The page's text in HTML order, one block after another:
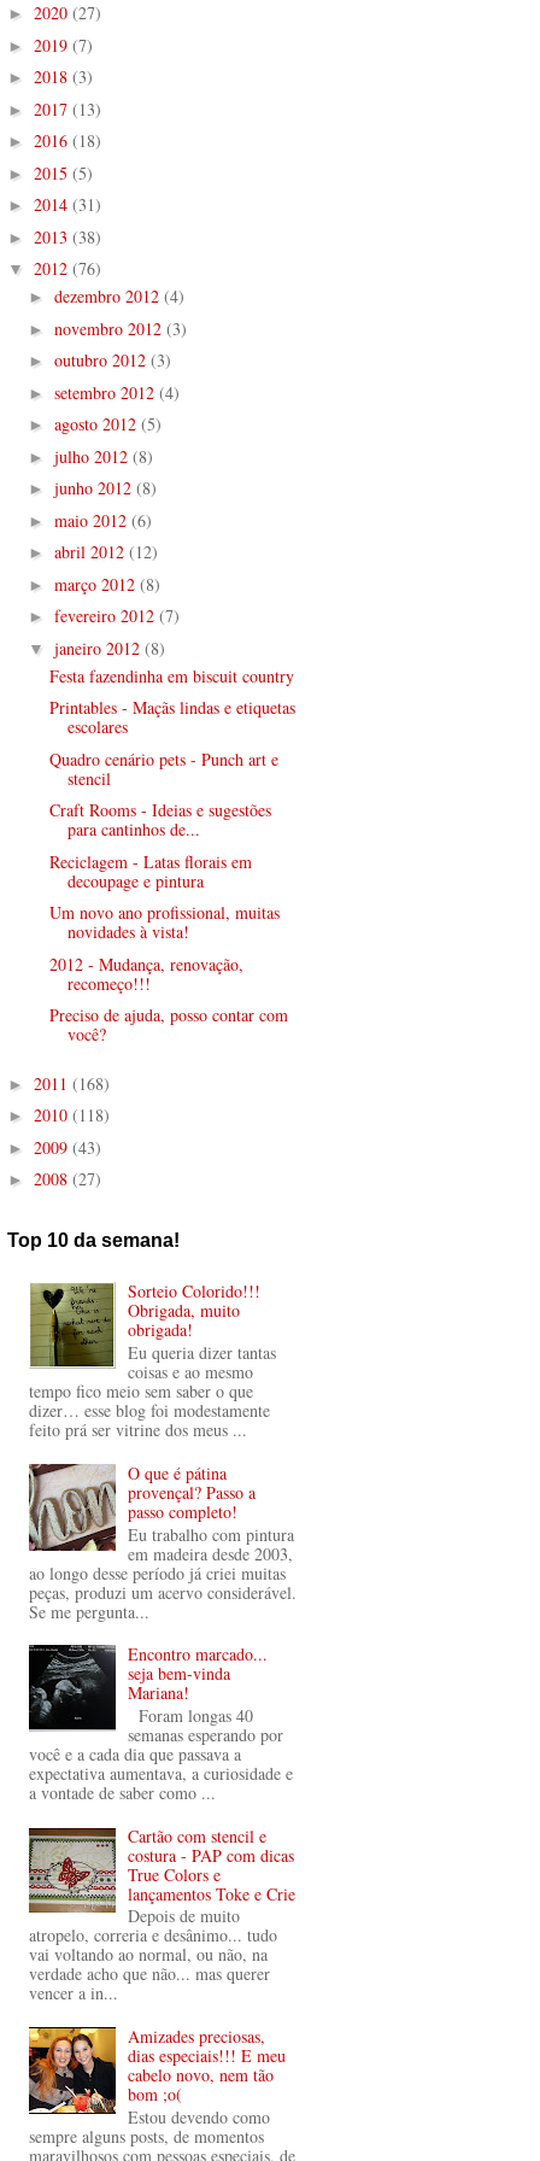
► 2020 (27)
► 2019 (7)
► 2018 (3)
► 2017 (13)
► 2016 (18)
► 2015 (5)
► 2014 (31)
► 2013 (38)
▼ 2012 (76)
► dezembro 2012 (4)
► novembro 2012 (3)
► outubro 2012 (3)
► setembro 2012 (4)
► agosto 2012 (5)
► julho 2012 (8)
► junho 2012 (8)
► maio 2012 (6)
► abril 2012 (12)
► março 2012 (8)
► fevereiro 2012 (7)
▼ janeiro 2012 (8)
Festa fazendinha em biscuit country
Printables - Maçãs lindas e etiquetas
escolares
Quadro cenário pets - Punch art e
stencil
Craft Rooms - Ideias e sugestões
para cantinhos de...
Reciclagem - Latas florais em
decoupage e pintura
Um novo ano profissional, muitas
novidades à vista!
2012 - Mudança, renovação,
recomeço!!!
Preciso de ajuda, posso contar com
você?
► 2011 (168)
► 2010 (118)
► 2009 (43)
► 2008 (27)
Top 10 da semana!
Sorteio Colorido!!!
Obrigada, muito
obrigada!
Eu queria dizer tantas
coisas e ao mesmo
tempo fico meio sem saber o que
dizer… esse blog foi modestamente
feito prá ser vitrine dos meus ...
O que é pátina
provençal? Passo a
passo completo!
Eu trabalho com pintura
em madeira desde 2003,
ao longo desse período já criei muitas
peças, produzi um acervo considerável.
Se me pergunta...
Encontro marcado...
seja bem-vinda
Mariana!
Foram longas 40
semanas esperando por
você e a cada dia que passava a
expectativa aumentava, a curiosidade e
a vontade de saber como ...
Cartão com stencil e
costura - PAP com dicas
True Colors e
lançamentos Toke e Crie
Depois de muito
atropelo, correria e desânimo... tudo
vai voltando ao normal, ou não, na
verdade acho que não... mas querer
vencer a in...
Amizades preciosas,
dias especiais!!! E meu
cabelo novo, nem tão
bom ;o(
Estou devendo como
sempre alguns posts, de momentos
maravilhosos com pessoas especiais, de